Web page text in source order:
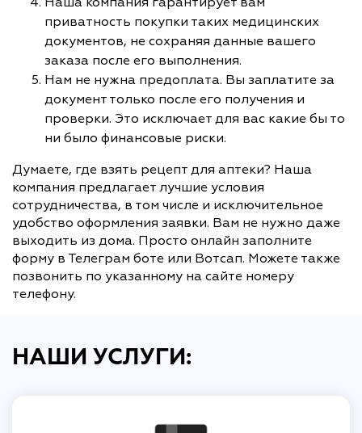
приватность покупки таких медицинских
документов, не сохраняя данные вашего
заказа после его выполнения.
Нам не нужна предоплата. Вы заплатите за
документ только после его получения и
проверки. Это исключает для вас какие бы то
ни было финансовые риски.
Думаете, где взять рецепт для аптеки? Наша
компания предлагает лучшие условия
сотрудничества, в том числе и исключительное
удобство оформления заявки. Вам не нужно даже
выходить из дома. Просто онлайн заполните
форму в Телеграм боте или Вотсап. Можете также
позвонить по указанному на сайте номеру
телефону.
НАШИ УСЛУГИ: